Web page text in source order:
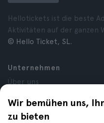
Wir bemühen uns,
zu bieten
Hellotickets ist die beste
Aktivitäten auf der ganzen
© Hello Ticket, SL.
Unternehmen
Über uns
Partner
Bewertungen